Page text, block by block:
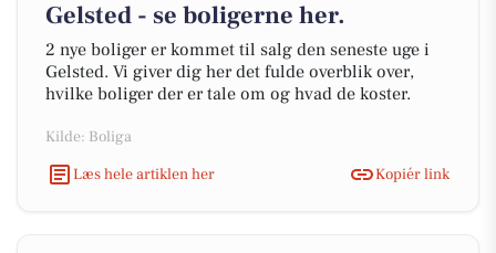
Gelsted - se boligerne her.
2 nye boliger er kommet til salg den seneste uge i
Gelsted. Vi giver dig her det fulde overblik over,
hvilke boliger der er tale om og hvad de koster.
Kilde: Boliga
Læs hele artiklen her
Kopiér link